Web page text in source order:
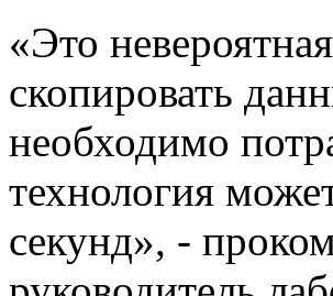
«Это
скопировать
необходимо
технология
секунд», -